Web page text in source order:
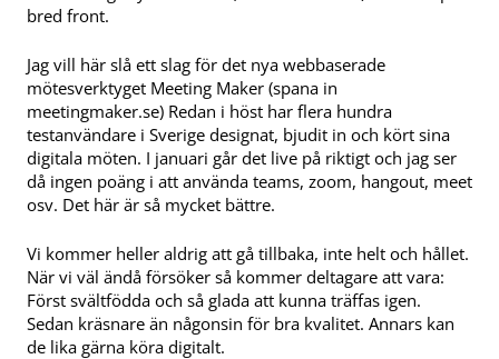
bred front.
Jag vill här slå ett slag för det nya webbaserade
mötesverktyget Meeting Maker (spana in
meetingmaker.se) Redan i höst har flera hundra
testanvändare i Sverige designat, bjudit in och kört sina
digitala möten. I januari går det live på riktigt och jag ser
då ingen poäng i att använda teams, zoom, hangout, meet
osv. Det här är så mycket bättre.
Vi kommer heller aldrig att gå tillbaka, inte helt och hållet.
När vi väl ändå försöker så kommer deltagare att vara:
Först svältfödda och så glada att kunna träffas igen.
Sedan kräsnare än någonsin för bra kvalitet. Annars kan
de lika gärna köra digitalt.